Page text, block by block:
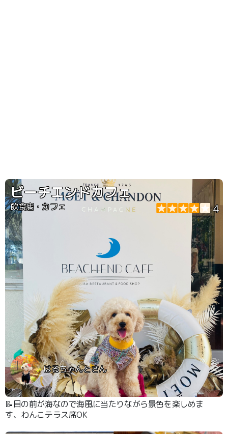
ビーチエンドカフェ
飲食店・カフェ 4
はるちゃんとさん
📝目の前が海なので海風に当たりながら景色を楽しめま
す、わんこテラス席OK